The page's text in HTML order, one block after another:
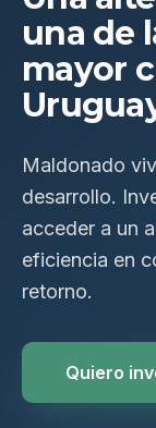
una de
mayor
Maldonado
desarrollo.
acceder a un
eficiencia en
retorno.
Quiero